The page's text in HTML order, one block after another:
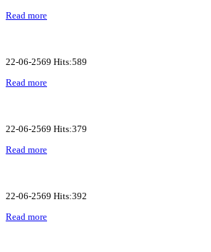
Read more
22-06-2569 Hits:589
Read more
22-06-2569 Hits:379
Read more
22-06-2569 Hits:392
Read more